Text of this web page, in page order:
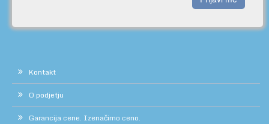
Kontakt
O podjetju
Garancija cene. Izenačimo ceno.